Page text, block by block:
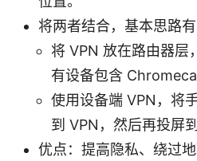
将两者结合，基本思路有
将 VPN 放在路由器层
有设备包含
使用设备端 VPN，将
到 VPN，然后再投屏
优点：提高隐私、绕过